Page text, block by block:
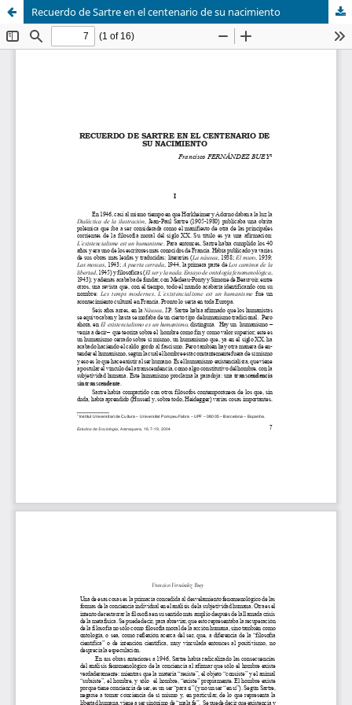
Recuerdo de Sartre en el centenario de su nacimiento